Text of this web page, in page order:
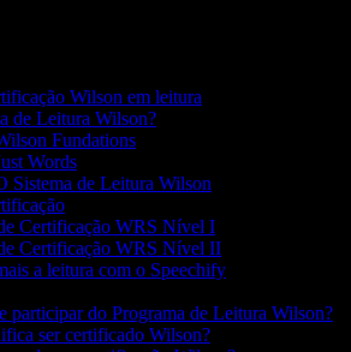
Wilson em leitura
de Leitura Wilson?
Fundations
Words
Sistema de Leitura Wilson
Certificação WRS Nível I
Certificação WRS Nível II
a leitura com o Speechify
participar do Programa de Leitura Wilson?
ser certificado Wilson?